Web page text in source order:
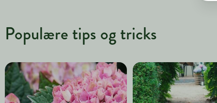
Populære tips og tricks